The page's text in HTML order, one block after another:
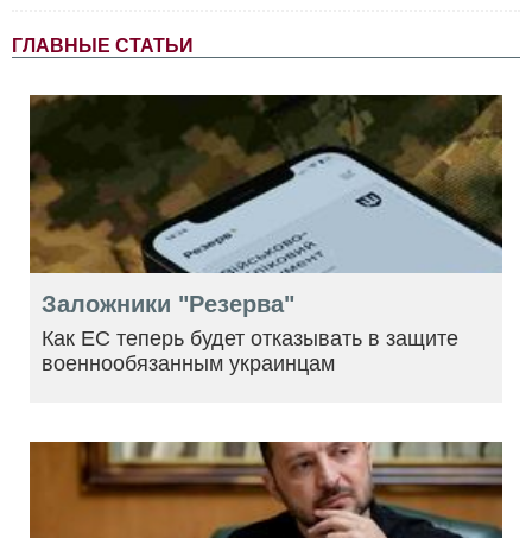
ГЛАВНЫЕ СТАТЬИ
Заложники "Резерва"
Как ЕС теперь будет отказывать в защите
военнообязанным украинцам